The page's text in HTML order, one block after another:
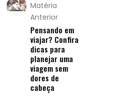
Matéria
Anterior
Pensando em
viajar? Confira
dicas para
planejar uma
viagem sem
dores de
cabeça